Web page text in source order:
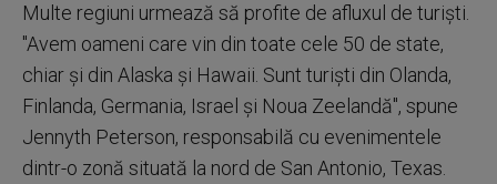
Multe regiuni urmează să profite de afluxul de turişti.
"Avem oameni care vin din toate cele 50 de state,
chiar şi din Alaska şi Hawaii. Sunt turişti din Olanda,
Finlanda, Germania, Israel şi Noua Zeelandă", spune
Jennyth Peterson, responsabilă cu evenimentele
dintr-o zonă situată la nord de San Antonio, Texas.